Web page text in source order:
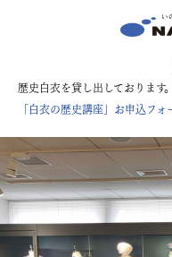
歴史白衣を貸し出しております
「白衣の歴史講座」お申込フォ